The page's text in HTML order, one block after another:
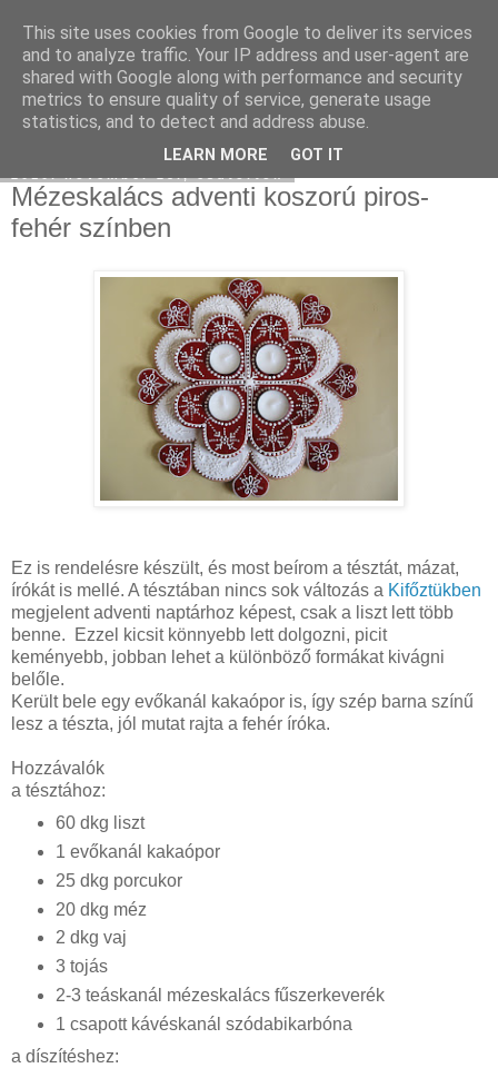
Moha Konyha
Mézeskalács adventi koszorú piros-
fehér színben
Ez is rendelésre készült, és most beírom a tésztát, mázat,
írókát is mellé. A tésztában nincs sok változás a Kifőztükben
megjelent adventi naptárhoz képest, csak a liszt lett több
benne. Ezzel kicsit könnyebb lett dolgozni, picit
keményebb, jobban lehet a különböző formákat kivágni
belőle.
Került bele egy evőkanál kakaópor is, így szép barna színű
lesz a tészta, jól mutat rajta a fehér íróka.
Hozzávalók
a tésztához:
60 dkg liszt
1 evőkanál kakaópor
25 dkg porcukor
20 dkg méz
2 dkg vaj
3 tojás
2-3 teáskanál mézeskalács fűszerkeverék
1 csapott kávéskanál szódabikarbóna
a díszítéshez:
This site uses cookies from Google to deliver its services
and to analyze traffic. Your IP address and user-agent are
shared with Google along with performance and security
metrics to ensure quality of service, generate usage
statistics, and to detect and address abuse.
LEARN MORE GOT IT